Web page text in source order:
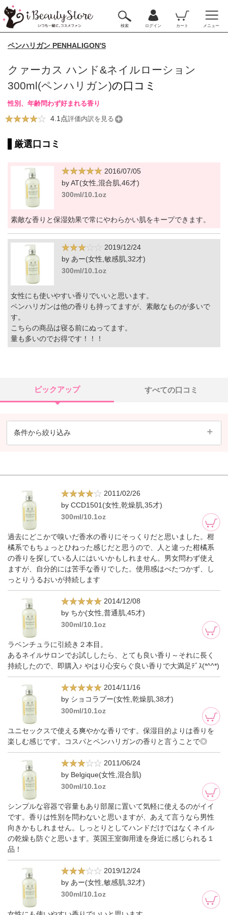
検索 ログイン カート メニュー
ペンハリガン PENHALIGON'S
クァーカス ハンド&ネイルローション
300ml(ペンハリガン)の口コミ
性別、年齢問わず好まれる香り
4.1点評価内訳を見る
厳選口コミ
2016/07/05
by AT(女性,混合肌,46才)
300ml/10.1oz
素敵な香りと保湿効果で常にやわらかい肌をキープできます。
2019/12/24
by あー(女性,敏感肌,32才)
300ml/10.1oz
女性にも使いやすい香りでいいと思います。
ペンハリガンは他の香りも持ってますが、素敵なものが多いで
す。
こちらの商品は寝る前にぬってます。
量も多いのでお得です！！！
ピックアップ すべての口コミ
条件から絞り込み
2011/02/26
by CCD1501(女性,乾燥肌,35才)
300ml/10.1oz
過去にどこかで嗅いだ香水の香りにそっくりだと思いました。柑
橘系でもちょっとひねった感じだと思うので、人と違った柑橘系
の香りを探している人にはいいかもしれません。男女問わず使え
ますが、自分的には苦手な香りでした。使用感はべたつかず、し
っとりうるおいが持続します
2014/12/08
by ちか(女性,普通肌,45才)
300ml/10.1oz
ラベンチュラに引続き２本目。
あるネイルサロンでお試ししたら、とても良い香り～それに長く
持続したので、即購入♪ やはり心安らぐ良い香りで大満足ﾃﾞｽ(*^^*)
2014/11/16
by ショコラプー(女性,乾燥肌,38才)
300ml/10.1oz
ユニセックスで使える爽やかな香りです。保湿目的よりは香りを
楽しむ感じです。コスパとペンハリガンの香りと言うことで◎
2011/06/24
by Belgique(女性,混合肌)
300ml/10.1oz
シンプルな容器で容量もあり部屋に置いて気軽に使えるのがイイ
です。香りは性別を問わないと思いますが、あえて言うなら男性
向きかもしれません。しっとりとしてハンドだけではなくネイル
の乾燥も防ぐと思います。英国王室御用達を身近に感じられる１
品！
2019/12/24
by あー(女性,敏感肌,32才)
300ml/10.1oz